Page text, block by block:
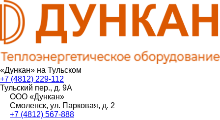
«Дункан» на Тульском
+7 (4812) 229-112
Тульский пер., д. 9А
ООО «Дункан»
Смоленск, ул. Парковая, д. 2
+7 (4812) 567-888